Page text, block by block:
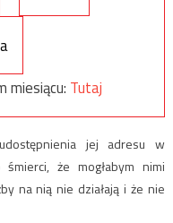
miesiącu: Tutaj
jej adresu w
że mogłabym nimi
na nią nie działają i że nie